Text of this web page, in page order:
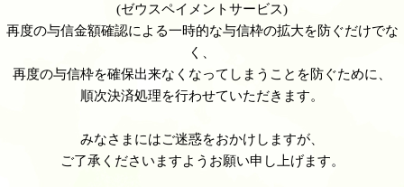
(ゼウスペイメントサービス)
再度の与信金額確認による一時的な与信枠の拡大を防ぐだけでな
く、
再度の与信枠を確保出来なくなってしまうことを防ぐために、
順次決済処理を行わせていただきます。
みなさまにはご迷惑をおかけしますが、
ご了承くださいますようお願い申し上げます。